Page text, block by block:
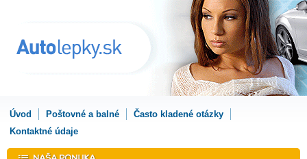
Úvod Poštovné a balné
Často kladené otázky
Kontaktné údaje